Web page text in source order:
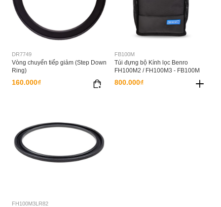
DR7749
Vòng chuyển tiếp giảm (Step Down
Ring)
160.000₫
FB100M
Túi đựng bộ Kính lọc Benro
FH100M2 / FH100M3 - FB100M
800.000₫
FH100M3LR82